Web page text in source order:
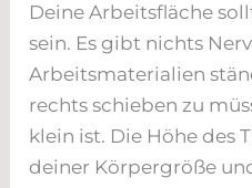
Deine Arbeitsfläche
sein. Es gibt nichts
Arbeitsmaterialien
rechts schieben zu
klein ist. Die Höhe des
deiner Körpergröße